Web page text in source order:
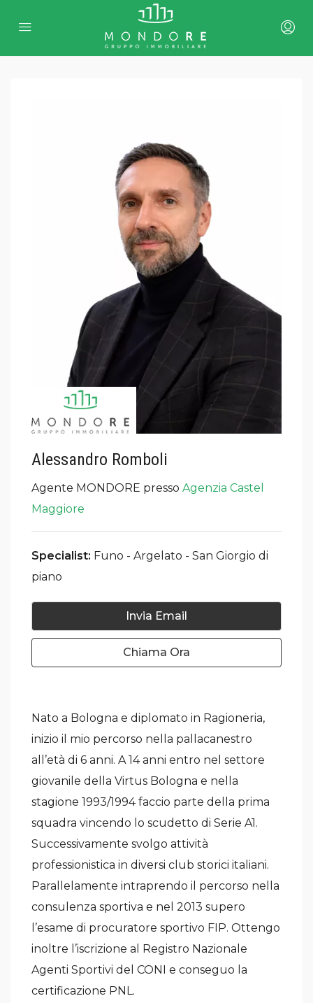
Alessandro Romboli
Agente MONDORE presso Agenzia Castel
Maggiore
Specialist: Funo - Argelato - San Giorgio di
piano
Invia Email
Chiama Ora
Nato a Bologna e diplomato in Ragioneria,
inizio il mio percorso nella pallacanestro
all’età di 6 anni. A 14 anni entro nel settore
giovanile della Virtus Bologna e nella
stagione 1993/1994 faccio parte della prima
squadra vincendo lo scudetto di Serie A1.
Successivamente svolgo attività
professionistica in diversi club storici italiani.
Parallelamente intraprendo il percorso nella
consulenza sportiva e nel 2013 supero
l’esame di procuratore sportivo FIP. Ottengo
inoltre l’iscrizione al Registro Nazionale
Agenti Sportivi del CONI e conseguo la
certificazione PNL.